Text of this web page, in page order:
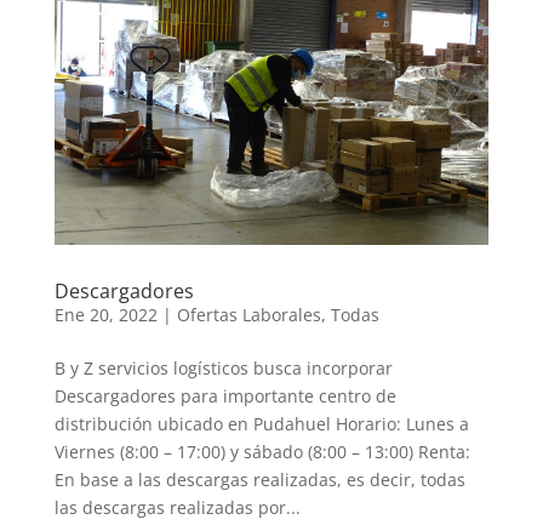
Descargadores
Ene 20, 2022| Ofertas Laborales, Todas
B y Z servicios logísticos busca incorporar
Descargadores para importante centro de
distribución ubicado en Pudahuel Horario: Lunes a
Viernes (8:00 – 17:00) y sábado (8:00 – 13:00) Renta:
En base a las descargas realizadas, es decir, todas
las descargas realizadas por...